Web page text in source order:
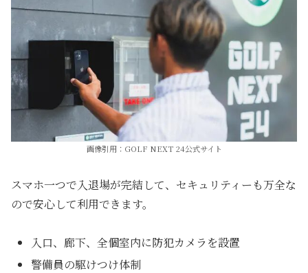
画像引用：GOLF NEXT 24公式サイト
スマホ一つで入退場が完結して、セキュリティーも万全な
ので安心して利用できます。
入口、廊下、全個室内に防犯カメラを設置
警備員の駆けつけ体制